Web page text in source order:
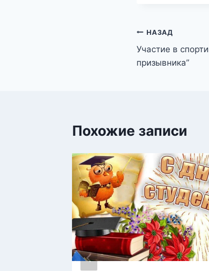
Навигация
по
НАЗАД
Участие в
призывника”
Похожие записи